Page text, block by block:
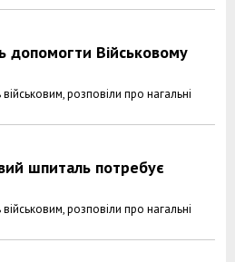
допомогти Військовому
розповіли про нагальні
шпиталь потребує
розповіли про нагальні